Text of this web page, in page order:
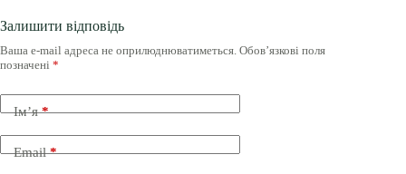
Залишити відповідь
Ваша e-mail адреса не оприлюднюватиметься. Обов’язкові поля
позначені *
Ім’я*
Email*